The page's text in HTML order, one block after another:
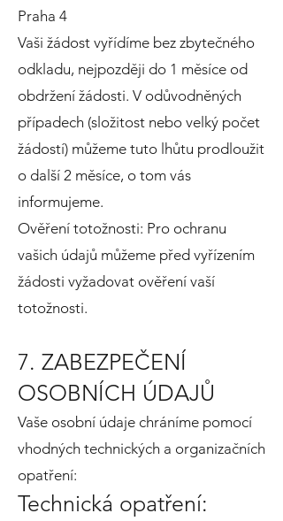
Praha 4
Vaši žádost vyřídíme bez zbytečného
odkladu, nejpozději do 1 měsíce od
obdržení žádosti. V odůvodněných
případech (složitost nebo velký počet
žádostí) můžeme tuto lhůtu prodloužit
o další 2 měsíce, o tom vás
informujeme.
Ověření totožnosti: Pro ochranu
vašich údajů můžeme před vyřízením
žádosti vyžadovat ověření vaší
totožnosti.
7. ZABEZPEČENÍ
OSOBNÍCH ÚDAJŮ
Vaše osobní údaje chráníme pomocí
vhodných technických a organizačních
opatření:
Technická opatření: